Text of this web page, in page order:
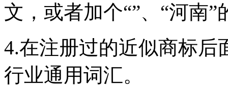
文，或者加个“”、“河南”
4.在注册过的近似商标后
行业通用词汇。